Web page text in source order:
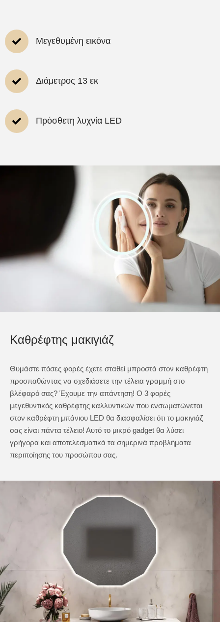
Μεγεθυμένη εικόνα
Διάμετρος 13 εκ
Πρόσθετη λυχνία LED
Καθρέφτης μακιγιάζ
Θυμάστε πόσες φορές έχετε σταθεί μπροστά στον καθρέφτη
προσπαθώντας να σχεδιάσετε την τέλεια γραμμή στο
βλέφαρό σας? Έχουμε την απάντηση! Ο 3 φορές
μεγεθυντικός καθρέφτης καλλυντικών που ενσωματώνεται
στον καθρέφτη μπάνιου LED θα διασφαλίσει ότι το μακιγιάζ
σας είναι πάντα τέλειο! Αυτό το μικρό gadget θα λύσει
γρήγορα και αποτελεσματικά τα σημερινά προβλήματα
περιποίησης του προσώπου σας.